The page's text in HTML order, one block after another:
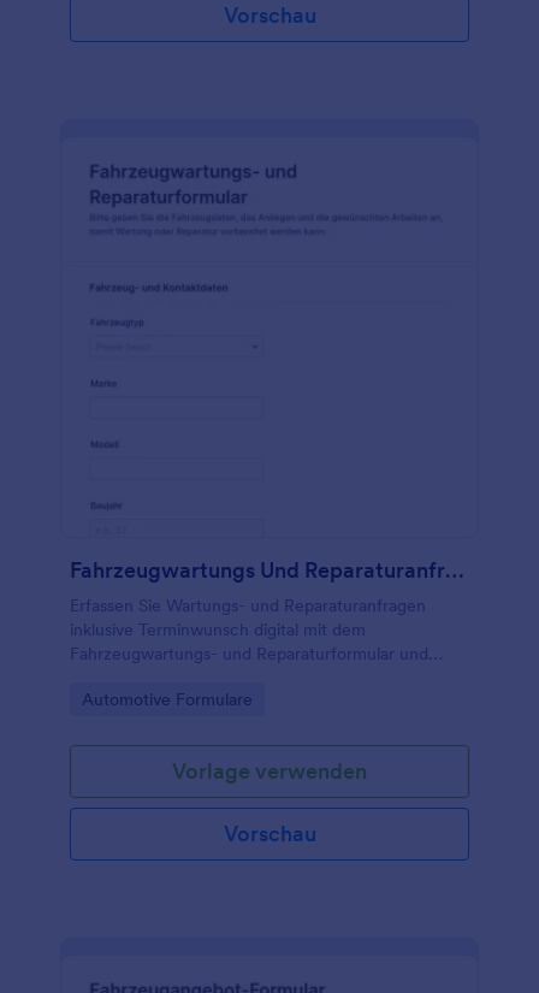
Vorschau
Fahrzeugwartungs Und Reparaturanfrage Formular
Erfassen Sie Wartungs- und Reparaturanfragen
inklusive Terminwunsch digital mit dem
Fahrzeugwartungs- und Reparaturformular und
Datenerfassung mit Jotform.
Go to Category:
Automotive Formulare
Vorlage verwenden
Vorschau